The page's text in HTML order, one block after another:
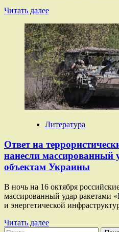
Читать далееПрочитать
о
Удары
«Кинжалами»,
кризис
ВСУ
и
диверсии
Лондона:
что
происходит
в
зоне
Литература
Ответ на
нанесли
объектам Украины
В ночь на 16 октября
массированный удар ракетами
и энергетической
Читать далееПрочитать